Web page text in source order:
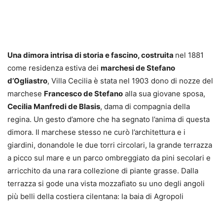
Una dimora intrisa di storia e fascino, costruita nel 1881
come residenza estiva dei marchesi de Stefano
d’Ogliastro, Villa Cecilia è stata nel 1903 dono di nozze del
marchese Francesco de Stefano alla sua giovane sposa,
Cecilia Manfredi de Blasis, dama di compagnia della
regina. Un gesto d’amore che ha segnato l’anima di questa
dimora. Il marchese stesso ne curò l’architettura e i
giardini, donandole le due torri circolari, la grande terrazza
a picco sul mare e un parco ombreggiato da pini secolari e
arricchito da una rara collezione di piante grasse. Dalla
terrazza si gode una vista mozzafiato su uno degli angoli
più belli della costiera cilentana: la baia di Agropoli